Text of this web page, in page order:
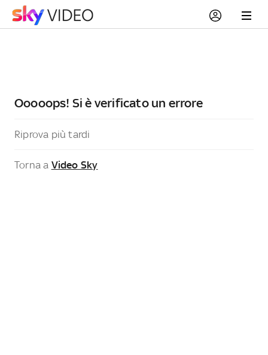
Ooooops! Si è verificato un errore
Riprova più tardi
Torna a Video Sky